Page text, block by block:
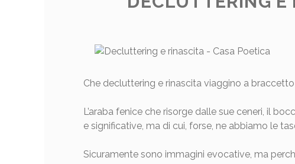
Che decluttering e rinascita viaggino a
L’araba fenice che risorge dalle sue ceneri, il
e significative, ma di cui, forse, ne abbiamo le
Sicuramente sono immagini evocative, ma